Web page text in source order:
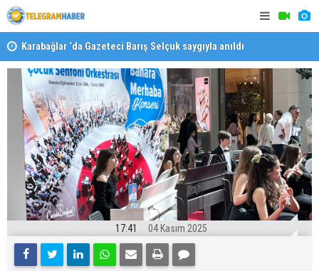
Karabağlar ‘da Gazeteci Barış Selçuk saygıyla anıldı
17:41 04 Kasım 2025